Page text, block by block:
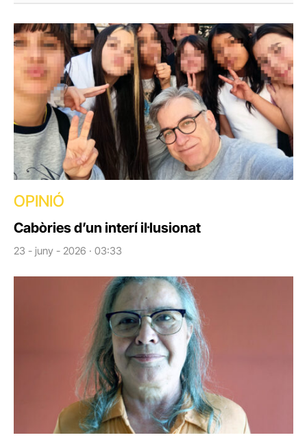
OPINIÓ
Cabòries d’un interí il·lusionat
23 - juny - 2026 · 03:33